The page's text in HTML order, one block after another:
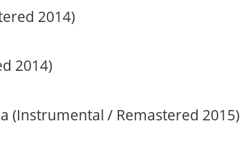
2014)
2014)
(Instrumental / Remastered 2015)